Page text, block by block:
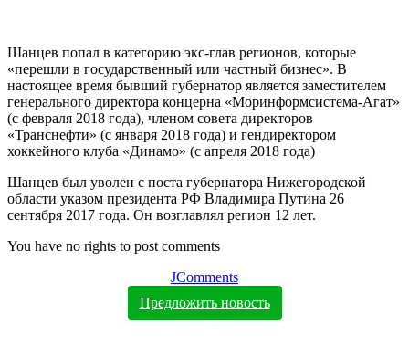
Шанцев попал в категорию экс-глав регионов, которые
«перешли в государственный или частный бизнес». В
настоящее время бывший губернатор является заместителем
генерального директора концерна «Моринформсистема-Агат»
(с февраля 2018 года), членом совета директоров
«Транснефти» (с января 2018 года) и гендиректором
хоккейного клуба «Динамо» (с апреля 2018 года)
Шанцев был уволен с поста губернатора Нижегородской
области указом президента РФ Владимира Путина 26
сентября 2017 года. Он возглавлял регион 12 лет.
You have no rights to post comments
JComments
Предложить новость